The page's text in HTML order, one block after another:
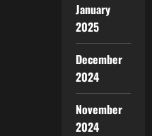
January
2025
December
2024
November
2024